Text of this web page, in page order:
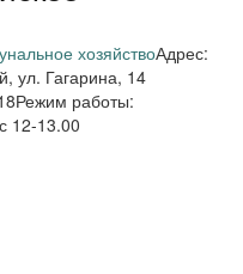
хозяйствоАдрес:
ул. Гагарина, 14
Режим работы:
12-13.00